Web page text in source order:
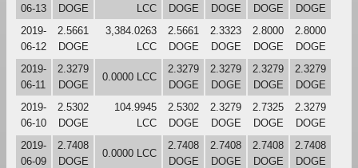
06-13
DOGE
LCC
DOGE
DOGE
DOGE
DOGE
2019-
06-12
2.5661
DOGE
3,384.0263
LCC
2.5661
DOGE
2.3323
DOGE
2.8000
DOGE
2.8000
DOGE
2019-
06-11
2.3279
DOGE
0.0000 LCC
2.3279
DOGE
2.3279
DOGE
2.3279
DOGE
2.3279
DOGE
2019-
06-10
2.5302
DOGE
104.9945
LCC
2.5302
DOGE
2.3279
DOGE
2.7325
DOGE
2.3279
DOGE
2019-
06-09
2.7408
DOGE
0.0000 LCC
2.7408
DOGE
2.7408
DOGE
2.7408
DOGE
2.7408
DOGE